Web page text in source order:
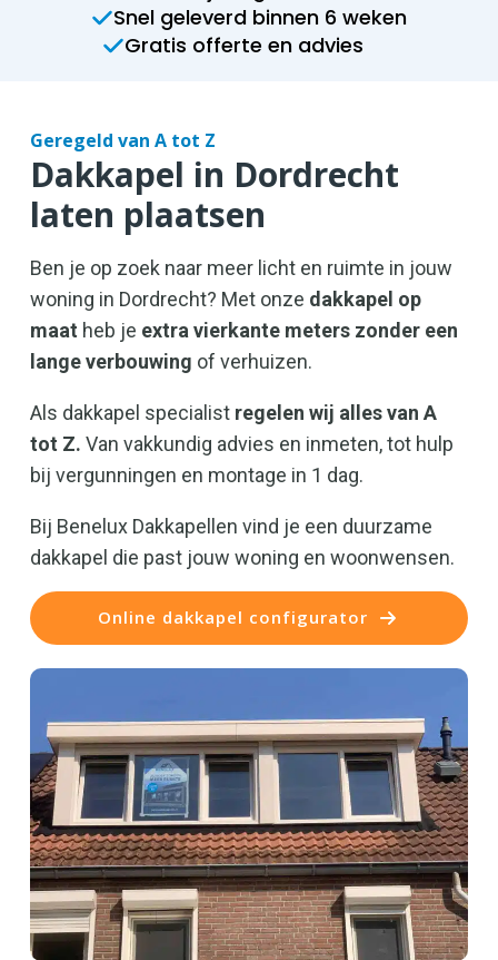
Snel geleverd binnen 6 weken
Gratis offerte en advies
Geregeld van A tot Z
Dakkapel in Dordrecht
laten plaatsen
Ben je op zoek naar meer licht en ruimte in jouw
woning in Dordrecht? Met onze dakkapel op
maat heb je extra vierkante meters zonder een
lange verbouwing of verhuizen.
Als dakkapel specialist regelen wij alles van A
tot Z. Van vakkundig advies en inmeten, tot hulp
bij vergunningen en montage in 1 dag.
Bij Benelux Dakkapellen vind je een duurzame
dakkapel die past jouw woning en woonwensen.
Online dakkapel configurator